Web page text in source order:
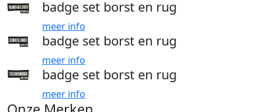
badge set borst en rug
meer info
badge set borst en rug
meer info
badge set borst en rug
meer info